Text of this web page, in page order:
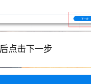
点击下一步